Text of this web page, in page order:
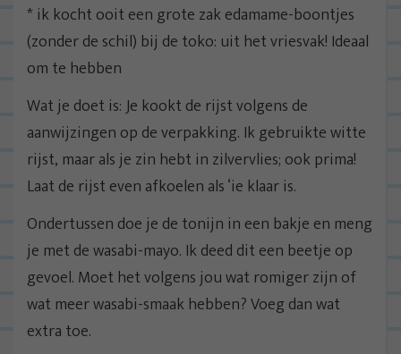
* ik kocht ooit een grote zak edamame-boontjes
(zonder de schil) bij de toko: uit het vriesvak! Ideaal
om te hebben
Wat je doet is: Je kookt de rijst volgens de
aanwijzingen op de verpakking. Ik gebruikte witte
rijst, maar als je zin hebt in zilvervlies; ook prima!
Laat de rijst even afkoelen als ‘ie klaar is.
Ondertussen doe je de tonijn in een bakje en meng
je met de wasabi-mayo. Ik deed dit een beetje op
gevoel. Moet het volgens jou wat romiger zijn of
wat meer wasabi-smaak hebben? Voeg dan wat
extra toe.